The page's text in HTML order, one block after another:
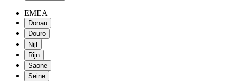
EMEA
Donau
Douro
Nijl
Rijn
Saone
Seine